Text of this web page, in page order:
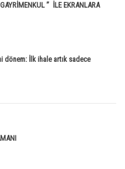
” İLE EKRANLARA
dönem: İlk ihale artık sadece